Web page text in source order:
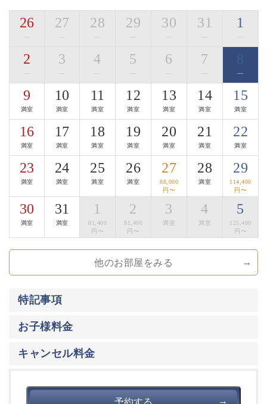
■お食事処
車椅子の対応が可能な料亭もございます。
・「木曽漆器のお箸」使用体験
ご夕食時には、木曽平沢の老舗「荻村漆器店」の木曽漆
器のお箸をご用意。
3種からお好みの一膳を選び、料理とともに日本の手仕
事を体感いただけます。
■地酒Bar
夜８時以降は、囲炉裏茶の間が地酒Barになります。
諏訪は、酒蔵が数多くある事でも有名な地。
おつまみは、地酒Barだけの信州サーモンの燻製、
漬物、長門牧場のチーズの盛り合わせなどをご用意して
おります。
たら幸いです。
大切な方と集い、そして寛ぎの時間をお過ごし下さいま
26
—
27
—
28
—
29
—
30
—
31
—
1
—
2
—
3
—
4
—
5
—
6
—
7
—
8
—
9
満室
10
満室
11
満室
12
満室
13
満室
14
満室
15
満室
16
満室
17
満室
18
満室
19
満室
20
満室
21
満室
22
満室
23
満室
24
満室
25
満室
26
満室
27
88,000
円〜
28
満室
29
114,400
円〜
30
満室
31
満室
1
81,400
円〜
2
81,400
円〜
3
満室
4
満室
5
125,400
円〜
他のお部屋をみる
特記事項
お子様料金
キャンセル料金
予約する